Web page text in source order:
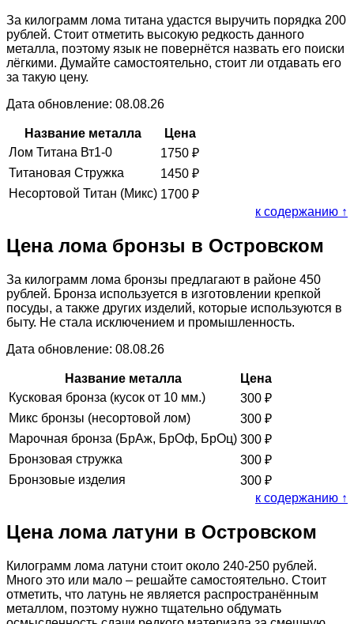
За килограмм лома титана удастся выручить порядка 200
рублей. Стоит отметить высокую редкость данного
металла, поэтому язык не повернётся назвать его поиски
лёгкими. Думайте самостоятельно, стоит ли отдавать его
за такую цену.
Дата обновление: 08.08.26
Название металла
Цена
Лом Титана Вт1-0
1750 ₽
Титановая Стружка
1450 ₽
Несортовой Титан (Микс) 1700 ₽
к содержанию ↑
Цена лома бронзы в Островском
За килограмм лома бронзы предлагают в районе 450
рублей. Бронза используется в изготовлении крепкой
посуды, а также других изделий, которые используются в
быту. Не стала исключением и промышленность.
Дата обновление: 08.08.26
Название металла
Цена
Кусковая бронза (кусок от 10 мм.)
300 ₽
Микс бронзы (несортовой лом)
300 ₽
Марочная бронза (БрАж, БрОф, БрОц) 300 ₽
Бронзовая стружка
300 ₽
Бронзовые изделия
300 ₽
к содержанию ↑
Цена лома латуни в Островском
Килограмм лома латуни стоит около 240-250 рублей.
Много это или мало – решайте самостоятельно. Стоит
отметить, что латунь не является распространённым
металлом, поэтому нужно тщательно обдумать